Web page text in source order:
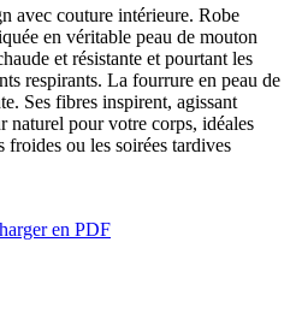
avec couture intérieure. Robe
en véritable peau de mouton
et résistante et pourtant les
respirants. La fourrure en peau de
Ses fibres inspirent, agissant
naturel pour votre corps, idéales
froides ou les soirées tardives
en PDF